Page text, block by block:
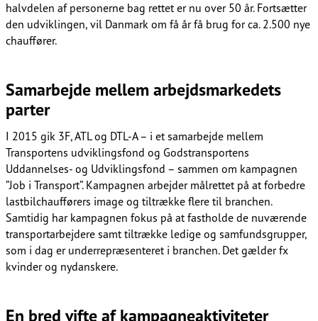
halvdelen af personerne bag rettet er nu over 50 år. Fortsætter
den udviklingen, vil Danmark om få år få brug for ca. 2.500 nye
chauffører.​​​​‌ ‍ ​‍​‍‌‍ ‌ ​‍‌‍‍‌‌‍‌ ‌‍‍‌‌‍ ‍​‍​‍​ ‍‍​‍​‍‌ ​ ‌‍​‌‌‍ ‍‌‍‍‌‌ ‌​‌ ‍‌​‍ ‍‌‍‍‌‌‍ ​‍​‍​‍ ​​‍​‍‌‍‍​‌ ​‍‌‍‌‌‌‍‌‍​‍​‍​ ‍‍​‍​‍‌‍‍​‌ ‌​‌ ‌​‌ ​​‌ ​ ​ ‍‍​‍ ​‍ ‌ ‌​‌ ‌‌​‍ ‍‌ ​ ‌‍​‌‌‍ ‍‌‍‍‌‌ ‌​‌ ‍‌​‍ ‍‌ ​ ‌ ‌​‌ ‌‌‌‍‌​‌‍‍‌‌‍ ​‍ ‌‍‍‌‌‍ ‍‌ ‌​‌‍‌‌‌‍ ‍‌ ‌​​‍ ‌‍‌‌‌‍‌​‌‍‍‌‌ ‌​​‍ ‌‍ ‌‌‍ ‌‍‌​‌‍‌‌​ ‌‌ ​​‌ ​‍‌‍‌‌‌ ​ ‌‍‌‌‌‍ ‍‌ ‌​‌‍​‌‌ ‌​‌‍‍‌‌‍ ‌‍ ‍​ ‍ ‌‍‍‌‌‍‌​​ ‌‌ ​​‌‍​‌‌‍‌ ‌‍‌‌​‍ ‌‌‍‍‍‌‍ ‌‍​‍​‍ ‌‌‍‍‌​‍ ‌‌ ‌​‌ ​‍‌‍​‌‌‍ ‍‌ ​ ‌ ​​‌‍ ‌ ​‍‌ ‌​​ ‍ ‌ ‌​‌ ‍‌‌ ​​‌‍‌‌​ ‌‌ ​​‌‍​‌‌‍‌ ‌‍‌‌​ ‍ ‌ ​​‌‍​‌‌ ‌​‌‍‍​​ ‌‌ ​ ‌‍‌‌‌‍​ ‌ ‌​‌‍‍‌‌‍ ‌‍ ‍‌ ​ ​‍‌‌​ ‌‌‌​​‍‌‌ ‌‍‍ ‌‍‌‌‌ ‍‌​‍‌‌​ ​ ‌​‌​​‍‌‌​ ​ ‌​‌​​‍‌‌​ ​‍​ ​‍​ ‌​​ ​​‌‍​‍‌‍‌‌​ ‌‍​ ​ ​ ​​​ ‌​​‍‌‌​ ​‍​ ​‍​‍‌‌​ ‌‌‌​‌​​‍ ‍‌‍​ ‌‍ ‌‍ ‍‌ ‌​‌‍‌‌‌‍ ‍‌ ‌​​‍‌‌​ ‌‌‌​​‍‌‌ ‌‍‍ ‌‍‌‌‌ ‍‌​‍‌‌​ ​ ‌​‌​​‍‌‌​ ​ ‌​‌​​‍‌‌​ ​‍​ ​‍​ ​‍​ ‌​‌‍​ ‌‍​ ​ ​‍​ ​ ​ ‌‌​ ‍​​‍‌‌​ ​‍​ ​‍​‍‌‌​ ‌‌‌​‌​​‍ ‍‌‍​‍‌‍ ​‌‍ ‌‍​ ‌‍‍ ‌ ​ ​‍‌‌​ ‌‌‌​​‍‌‌ ‌‍‍ ‌‍‌‌‌ ‍‌​‍‌‌​ ​ ‌​‌​​‍‌‌​ ​ ‌​‌​​‍‌‌​ ​‍​ ​‍​ ​ ‌‍​‌‌‍​‍‌‍​‍​ ‌‍‌‍‌‌​ ‌​​ ​ ​ ​ ​ ‍​‌‍​‌​ ​‍​‍‌‌​ ​‍​ ​‍​‍‌‌​ ‌‌‌​‌​​‍ ‍‌‍​‍‌‍ ‌‍‌​‌ ‍‌​‍‌‌​ ‌‌‌​​‍‌‌ ‌‍‍ ‌‍‌‌‌ ‍‌​‍‌‌​ ​ ‌​‌​​‍‌‌​ ​ ‌​‌​​‍‌‌​ ​‍​ ​‍​ ​‍‌‍‌‌​ ‌‍​ ​‍‌‍‌‌‌‍‌‌​ ‌‍‌‍‌​​ ​‌‌‍‌​‌‍​‌​ ‌‌​‍‌‌​ ​‍​ ​‍​‍‌‌​ ‌‌‌​‌​​‍ ‍‌‍​ ‌‍‍​‌‍‍‌‌‍ ​‌‍‌​‌ ​‍‌‍‌‌‌‍ ‍​‍‌‌​ ‌‌‌​​‍‌‌ ‌‍‍ ‌‍‌‌‌ ‍‌​‍‌‌​ ​ ‌​‌​​‍‌‌​ ​ ‌​‌​​‍‌‌​ ​‍​ ​‍​ ‌‌‌‍​ ​ ​‌​ ​‌​ ‍‌‌‍​ ​ ‌​​ ‌​‌‍‌​‌‍​‍‌‍​‌​ ‍‌​‍‌‌​ ​‍​ ​‍​‍‌‌​ ‌‌‌​‌​​‍ ‍‌ ‌​‌‍‌‌‌ ‍​‌ ‌​​ ‌‍​‍‌‍​‌‌ ​ ‌‍‌‌‌‌‌‌‌ ​‍‌‍ ​​ ‌‌‍‍​‌ ‌​‌ ‌​‌ ​​‌ ​ ​‍‌‌​ ​ ‌​​‌​‍‌‌​ ​‍‌​‌‍​‍‌‌​ ​‍‌​‌‍‌ ‌​‌ ‌‌​‍ ‍‌ ​ ‌‍​‌‌‍ ‍‌‍‍‌‌ ‌​‌ ‍‌​‍ ‍‌ ​ ‌ ‌​‌ ‌‌‌‍‌​‌‍‍‌‌‍ ​‍‌‍‌‍‍‌‌‍‌​​ ‌‌ ​​‌‍​‌‌‍‌ ‌‍‌‌​‍ ‌‌‍‍‍‌‍ ‌‍​‍​‍ ‌‌‍‍‌​‍ ‌‌ ‌​‌ ​‍‌‍​‌‌‍ ‍‌ ​ ‌ ​​‌‍ ‌ ​‍‌ ‌​​‍‌‍‌ ‌​‌ ‍‌‌ ​​‌‍‌‌​ ‌‌ ​​‌‍​‌‌‍‌ ‌‍‌‌​‍‌‍‌ ​​‌‍​‌‌ ‌​‌‍‍​​ ‌‌ ​ ‌‍‌‌‌‍​ ‌ ‌​‌‍‍‌‌‍ ‌‍ ‍‌ ​ ​‍‌‌​ ‌‌‌​​‍‌‌ ‌‍‍ ‌‍‌‌‌ ‍‌​‍‌‌​ ​ ‌​‌​​‍‌‌​ ​ ‌​‌​​‍‌‌​ ​‍​ ​‍​ ‌​​ ​​‌‍​‍‌‍‌‌​ ‌‍​ ​ ​ ​​​ ‌​​‍‌‌​ ​‍​ ​‍​‍‌‌​ ‌‌‌​‌​​‍ ‍‌‍​ ‌‍ ‌‍ ‍‌ ‌​‌‍‌‌‌‍ ‍‌ ‌​​‍‌‌​ ‌‌‌​​‍‌‌ ‌‍‍ ‌‍‌‌‌ ‍‌​‍‌‌​ ​ ‌​‌​​‍‌‌​ ​ ‌​‌​​‍‌‌​ ​‍​ ​‍​ ​‍​ ‌​‌‍​ ‌‍​ ​ ​‍​ ​ ​ ‌‌​ ‍​​‍‌‌​ ​‍​ ​‍​‍‌‌​ ‌‌‌​‌​​‍ ‍‌‍​‍‌‍ ​‌‍ ‌‍​ ‌‍‍ ‌ ​ ​‍‌‌​ ‌‌‌​​‍‌‌ ‌‍‍ ‌‍‌‌‌ ‍‌​‍‌‌​ ​ ‌​‌​​‍‌‌​ ​ ‌​‌​​‍‌‌​ ​‍​ ​‍​ ​ ‌‍​‌‌‍​‍‌‍​‍​ ‌‍‌‍‌‌​ ‌​​ ​ ​ ​ ​ ‍​‌‍​‌​ ​‍​‍‌‌​ ​‍​ ​‍​‍‌‌​ ‌‌‌​‌​​‍ ‍‌‍​‍‌‍ ‌‍‌​‌ ‍‌​‍‌‌​ ‌‌‌​​‍‌‌ ‌‍‍ ‌‍‌‌‌ ‍‌​‍‌‌​ ​ ‌​‌​​‍‌‌​ ​ ‌​‌​​‍‌‌​ ​‍​ ​‍​ ​‍‌‍‌‌​ ‌‍​ ​‍‌‍‌‌‌‍‌‌​ ‌‍‌‍‌​​ ​‌‌‍‌​‌‍​‌​ ‌‌​‍‌‌​ ​‍​ ​‍​‍‌‌​ ‌‌‌​‌​​‍ ‍‌‍​ ‌‍‍​‌‍‍‌‌‍ ​‌‍‌​‌ ​‍‌‍‌‌‌‍ ‍​‍‌‌​ ‌‌‌​​‍‌‌ ‌‍‍ ‌‍‌‌‌ ‍‌​‍‌‌​ ​ ‌​‌​​‍‌‌​ ​ ‌​‌​​‍‌‌​ ​‍​ ​‍​ ‌‌‌‍​ ​ ​‌​ ​‌​ ‍‌‌‍​ ​ ‌​​ ‌​‌‍‌​‌‍​‍‌‍​‌​ ‍‌​‍‌‌​ ​‍​ ​‍​‍‌‌​ ‌‌‌​‌​​‍ ‍‌ ‌​‌‍‌‌‌ ‍​‌ ‌​​‍‌‍‌ ​​‌‍‌‌‌ ​‍‌ ​ ‌ ​​‌‍‌‌‌‍​ ‌ ‌​‌‍‍‌‌ ‌‍‌‍‌‌​ ‌‌ ​​‌ ‌‌‌‍​‍‌‍ ​‌‍‍‌‌ ​ ‌‍‍​‌‍‌‌‌‍‌​​‍​‍‌ ‌
Samarbejde mellem arbejdsmarkedets
parter​​​​‌ ‍ ​‍​‍‌‍ ‌ ​‍‌‍‍‌‌‍‌ ‌‍‍‌‌‍ ‍​‍​‍​ ‍‍​‍​‍‌ ​ ‌‍​‌‌‍ ‍‌‍‍‌‌ ‌​‌ ‍‌​‍ ‍‌‍‍‌‌‍ ​‍​‍​‍ ​​‍​‍‌‍‍​‌ ​‍‌‍‌‌‌‍‌‍​‍​‍​ ‍‍​‍​‍‌‍‍​‌ ‌​‌ ‌​‌ ​​‌ ​ ​ ‍‍​‍ ​‍ ‌ ‌​‌ ‌‌​‍ ‍‌ ​ ‌‍​‌‌‍ ‍‌‍‍‌‌ ‌​‌ ‍‌​‍ ‍‌ ​ ‌ ‌​‌ ‌‌‌‍‌​‌‍‍‌‌‍ ​‍ ‌‍‍‌‌‍ ‍‌ ‌​‌‍‌‌‌‍ ‍‌ ‌​​‍ ‌‍‌‌‌‍‌​‌‍‍‌‌ ‌​​‍ ‌‍ ‌‌‍ ‌‍‌​‌‍‌‌​ ‌‌ ​​‌ ​‍‌‍‌‌‌ ​ ‌‍‌‌‌‍ ‍‌ ‌​‌‍​‌‌ ‌​‌‍‍‌‌‍ ‌‍ ‍​ ‍ ‌‍‍‌‌‍‌​​ ‌‌ ​​‌‍​‌‌‍‌ ‌‍‌‌​‍ ‌‌‍‍‍‌‍ ‌‍​‍​‍ ‌‌‍‍‌​‍ ‌‌ ‌​‌ ​‍‌‍​‌‌‍ ‍‌ ​ ‌ ​​‌‍ ‌ ​‍‌ ‌​​ ‍ ‌ ‌​‌ ‍‌‌ ​​‌‍‌‌​ ‌‌ ​​‌‍​‌‌‍‌ ‌‍‌‌​ ‍ ‌ ​​‌‍​‌‌ ‌​‌‍‍​​ ‌‌ ​ ‌‍‌‌‌‍​ ‌ ‌​‌‍‍‌‌‍ ‌‍ ‍‌ ​ ​‍‌‌​ ‌‌‌​​‍‌‌ ‌‍‍ ‌‍‌‌‌ ‍‌​‍‌‌​ ​ ‌​‌​​‍‌‌​ ​ ‌​‌​​‍‌‌​ ​‍​ ​‍​ ‌​​ ​​‌‍​‍‌‍‌‌​ ‌‍​ ​ ​ ​​​ ‌​​‍‌‌​ ​‍​ ​‍​‍‌‌​ ‌‌‌​‌​​‍ ‍‌‍​ ‌‍ ‌‍ ‍‌ ‌​‌‍‌‌‌‍ ‍‌ ‌​​‍‌‌​ ‌‌‌​​‍‌‌ ‌‍‍ ‌‍‌‌‌ ‍‌​‍‌‌​ ​ ‌​‌​​‍‌‌​ ​ ‌​‌​​‍‌‌​ ​‍​ ​‍​ ​‍​ ‌​‌‍​ ‌‍​ ​ ​‍​ ​ ​ ‌‌​ ‍​​‍‌‌​ ​‍​ ​‍​‍‌‌​ ‌‌‌​‌​​‍ ‍‌‍​‍‌‍ ​‌‍ ‌‍​ ‌‍‍ ‌ ​ ​‍‌‌​ ‌‌‌​​‍‌‌ ‌‍‍ ‌‍‌‌‌ ‍‌​‍‌‌​ ​ ‌​‌​​‍‌‌​ ​ ‌​‌​​‍‌‌​ ​‍​ ​‍​ ​‌​ ​​​ ‌​​ ​​‌‍‌​​ ‍‌‌‍​‍‌‍‌​‌‍‌​​ ‌‍‌‍‌‌​ ‍‌​‍‌‌​ ​‍​ ​‍​‍‌‌​ ‌‌‌​‌​​‍ ‍‌‍​‍‌‍ ‌‍‌​‌ ‍‌​‍‌‌​ ‌‌‌​​‍‌‌ ‌‍‍ ‌‍‌‌‌ ‍‌​‍‌‌​ ​ ‌​‌​​‍‌‌​ ​ ‌​‌​​‍‌‌​ ​‍​ ​‍‌‍‌‍​ ‍​​ ‌‌​ ​ ​ ‌‌​ ‌ ‌‍​‍​ ‍‌​ ‌‌​ ‌‍‌‍​ ​ ​‌​‍‌‌​ ​‍​ ​‍​‍‌‌​ ‌‌‌​‌​​‍ ‍‌‍​ ‌‍‍​‌‍‍‌‌‍ ​‌‍‌​‌ ​‍‌‍‌‌‌‍ ‍​‍‌‌​ ‌‌‌​​‍‌‌ ‌‍‍ ‌‍‌‌‌ ‍‌​‍‌‌​ ​ ‌​‌​​‍‌‌​ ​ ‌​‌​​‍‌‌​ ​‍​ ​‍​ ​​​ ‌​‌‍‌‌​ ​ ​ ​‌​ ‌‍​ ​‌​ ​‌​ ‌ ​ ‌‍‌‍​ ‌‍​‌​‍‌‌​ ​‍​ ​‍​‍‌‌​ ‌‌‌​‌​​‍ ‍‌ ‌​‌‍‌‌‌ ‍​‌ ‌​​ ‌‍​‍‌‍​‌‌ ​ ‌‍‌‌‌‌‌‌‌ ​‍‌‍ ​​ ‌‌‍‍​‌ ‌​‌ ‌​‌ ​​‌ ​ ​‍‌‌​ ​ ‌​​‌​‍‌‌​ ​‍‌​‌‍​‍‌‌​ ​‍‌​‌‍‌ ‌​‌ ‌‌​‍ ‍‌ ​ ‌‍​‌‌‍ ‍‌‍‍‌‌ ‌​‌ ‍‌​‍ ‍‌ ​ ‌ ‌​‌ ‌‌‌‍‌​‌‍‍‌‌‍ ​‍‌‍‌‍‍‌‌‍‌​​ ‌‌ ​​‌‍​‌‌‍‌ ‌‍‌‌​‍ ‌‌‍‍‍‌‍ ‌‍​‍​‍ ‌‌‍‍‌​‍ ‌‌ ‌​‌ ​‍‌‍​‌‌‍ ‍‌ ​ ‌ ​​‌‍ ‌ ​‍‌ ‌​​‍‌‍‌ ‌​‌ ‍‌‌ ​​‌‍‌‌​ ‌‌ ​​‌‍​‌‌‍‌ ‌‍‌‌​‍‌‍‌ ​​‌‍​‌‌ ‌​‌‍‍​​ ‌‌ ​ ‌‍‌‌‌‍​ ‌ ‌​‌‍‍‌‌‍ ‌‍ ‍‌ ​ ​‍‌‌​ ‌‌‌​​‍‌‌ ‌‍‍ ‌‍‌‌‌ ‍‌​‍‌‌​ ​ ‌​‌​​‍‌‌​ ​ ‌​‌​​‍‌‌​ ​‍​ ​‍​ ‌​​ ​​‌‍​‍‌‍‌‌​ ‌‍​ ​ ​ ​​​ ‌​​‍‌‌​ ​‍​ ​‍​‍‌‌​ ‌‌‌​‌​​‍ ‍‌‍​ ‌‍ ‌‍ ‍‌ ‌​‌‍‌‌‌‍ ‍‌ ‌​​‍‌‌​ ‌‌‌​​‍‌‌ ‌‍‍ ‌‍‌‌‌ ‍‌​‍‌‌​ ​ ‌​‌​​‍‌‌​ ​ ‌​‌​​‍‌‌​ ​‍​ ​‍​ ​‍​ ‌​‌‍​ ‌‍​ ​ ​‍​ ​ ​ ‌‌​ ‍​​‍‌‌​ ​‍​ ​‍​‍‌‌​ ‌‌‌​‌​​‍ ‍‌‍​‍‌‍ ​‌‍ ‌‍​ ‌‍‍ ‌ ​ ​‍‌‌​ ‌‌‌​​‍‌‌ ‌‍‍ ‌‍‌‌‌ ‍‌​‍‌‌​ ​ ‌​‌​​‍‌‌​ ​ ‌​‌​​‍‌‌​ ​‍​ ​‍​ ​‌​ ​​​ ‌​​ ​​‌‍‌​​ ‍‌‌‍​‍‌‍‌​‌‍‌​​ ‌‍‌‍‌‌​ ‍‌​‍‌‌​ ​‍​ ​‍​‍‌‌​ ‌‌‌​‌​​‍ ‍‌‍​‍‌‍ ‌‍‌​‌ ‍‌​‍‌‌​ ‌‌‌​​‍‌‌ ‌‍‍ ‌‍‌‌‌ ‍‌​‍‌‌​ ​ ‌​‌​​‍‌‌​ ​ ‌​‌​​‍‌‌​ ​‍​ ​‍‌‍‌‍​ ‍​​ ‌‌​ ​ ​ ‌‌​ ‌ ‌‍​‍​ ‍‌​ ‌‌​ ‌‍‌‍​ ​ ​‌​‍‌‌​ ​‍​ ​‍​‍‌‌​ ‌‌‌​‌​​‍ ‍‌‍​ ‌‍‍​‌‍‍‌‌‍ ​‌‍‌​‌ ​‍‌‍‌‌‌‍ ‍​‍‌‌​ ‌‌‌​​‍‌‌ ‌‍‍ ‌‍‌‌‌ ‍‌​‍‌‌​ ​ ‌​‌​​‍‌‌​ ​ ‌​‌​​‍‌‌​ ​‍​ ​‍​ ​​​ ‌​‌‍‌‌​ ​ ​ ​‌​ ‌‍​ ​‌​ ​‌​ ‌ ​ ‌‍‌‍​ ‌‍​‌​‍‌‌​ ​‍​ ​‍​‍‌‌​ ‌‌‌​‌​​‍ ‍‌ ‌​‌‍‌‌‌ ‍​‌ ‌​​‍‌‍‌ ​​‌‍‌‌‌ ​‍‌ ​ ‌ ​​‌‍‌‌‌‍​ ‌ ‌​‌‍‍‌‌ ‌‍‌‍‌‌​ ‌‌ ​​‌ ‌‌‌‍​‍‌‍ ​‌‍‍‌‌ ​ ‌‍‍​‌‍‌‌‌‍‌​​‍​‍‌ ‌
I 2015 gik 3F, ATL og DTL-A – i et samarbejde mellem
Transportens udviklingsfond og Godstransportens
Uddannelses- og Udviklingsfond – sammen om kampagnen
”Job i Transport”. Kampagnen arbejder målrettet på at forbedre
lastbilchaufførers image og tiltrække flere til branchen.
Samtidig har kampagnen fokus på at fastholde de nuværende
transportarbejdere samt tiltrække ledige og samfundsgrupper,
som i dag er underrepræsenteret i branchen. Det gælder fx
kvinder og nydanskere.​​​​‌ ‍ ​‍​‍‌‍ ‌ ​‍‌‍‍‌‌‍‌ ‌‍‍‌‌‍ ‍​‍​‍​ ‍‍​‍​‍‌ ​ ‌‍​‌‌‍ ‍‌‍‍‌‌ ‌​‌ ‍‌​‍ ‍‌‍‍‌‌‍ ​‍​‍​‍ ​​‍​‍‌‍‍​‌ ​‍‌‍‌‌‌‍‌‍​‍​‍​ ‍‍​‍​‍‌‍‍​‌ ‌​‌ ‌​‌ ​​‌ ​ ​ ‍‍​‍ ​‍ ‌ ‌​‌ ‌‌​‍ ‍‌ ​ ‌‍​‌‌‍ ‍‌‍‍‌‌ ‌​‌ ‍‌​‍ ‍‌ ​ ‌ ‌​‌ ‌‌‌‍‌​‌‍‍‌‌‍ ​‍ ‌‍‍‌‌‍ ‍‌ ‌​‌‍‌‌‌‍ ‍‌ ‌​​‍ ‌‍‌‌‌‍‌​‌‍‍‌‌ ‌​​‍ ‌‍ ‌‌‍ ‌‍‌​‌‍‌‌​ ‌‌ ​​‌ ​‍‌‍‌‌‌ ​ ‌‍‌‌‌‍ ‍‌ ‌​‌‍​‌‌ ‌​‌‍‍‌‌‍ ‌‍ ‍​ ‍ ‌‍‍‌‌‍‌​​ ‌‌ ​​‌‍​‌‌‍‌ ‌‍‌‌​‍ ‌‌‍‍‍‌‍ ‌‍​‍​‍ ‌‌‍‍‌​‍ ‌‌ ‌​‌ ​‍‌‍​‌‌‍ ‍‌ ​ ‌ ​​‌‍ ‌ ​‍‌ ‌​​ ‍ ‌ ‌​‌ ‍‌‌ ​​‌‍‌‌​ ‌‌ ​​‌‍​‌‌‍‌ ‌‍‌‌​ ‍ ‌ ​​‌‍​‌‌ ‌​‌‍‍​​ ‌‌ ​ ‌‍‌‌‌‍​ ‌ ‌​‌‍‍‌‌‍ ‌‍ ‍‌ ​ ​‍‌‌​ ‌‌‌​​‍‌‌ ‌‍‍ ‌‍‌‌‌ ‍‌​‍‌‌​ ​ ‌​‌​​‍‌‌​ ​ ‌​‌​​‍‌‌​ ​‍​ ​‍​ ‌​​ ​​‌‍​‍‌‍‌‌​ ‌‍​ ​ ​ ​​​ ‌​​‍‌‌​ ​‍​ ​‍​‍‌‌​ ‌‌‌​‌​​‍ ‍‌‍​ ‌‍ ‌‍ ‍‌ ‌​‌‍‌‌‌‍ ‍‌ ‌​​‍‌‌​ ‌‌‌​​‍‌‌ ‌‍‍ ‌‍‌‌‌ ‍‌​‍‌‌​ ​ ‌​‌​​‍‌‌​ ​ ‌​‌​​‍‌‌​ ​‍​ ​‍​ ​‍​ ‌​‌‍​ ‌‍​ ​ ​‍​ ​ ​ ‌‌​ ‍​​‍‌‌​ ​‍​ ​‍​‍‌‌​ ‌‌‌​‌​​‍ ‍‌‍​‍‌‍ ​‌‍ ‌‍​ ‌‍‍ ‌ ​ ​‍‌‌​ ‌‌‌​​‍‌‌ ‌‍‍ ‌‍‌‌‌ ‍‌​‍‌‌​ ​ ‌​‌​​‍‌‌​ ​ ‌​‌​​‍‌‌​ ​‍​ ​‍​ ​‌​ ​​​ ‌​​ ​​‌‍‌​​ ‍‌‌‍​‍‌‍‌​‌‍‌​​ ‌‍‌‍‌‌​ ‍‌​‍‌‌​ ​‍​ ​‍​‍‌‌​ ‌‌‌​‌​​‍ ‍‌‍​‍‌‍ ‌‍‌​‌ ‍‌​‍‌‌​ ‌‌‌​​‍‌‌ ‌‍‍ ‌‍‌‌‌ ‍‌​‍‌‌​ ​ ‌​‌​​‍‌‌​ ​ ‌​‌​​‍‌‌​ ​‍​ ​‍​ ‌‌​ ‌​​ ‌​​ ‌ ​ ‌ ​ ‍‌‌‍​ ‌‍‌‌​ ‍‌‌‍‌​‌‍‌‌​ ‍‌​‍‌‌​ ​‍​ ​‍​‍‌‌​ ‌‌‌​‌​​‍ ‍‌‍​ ‌‍‍​‌‍‍‌‌‍ ​‌‍‌​‌ ​‍‌‍‌‌‌‍ ‍​‍‌‌​ ‌‌‌​​‍‌‌ ‌‍‍ ‌‍‌‌‌ ‍‌​‍‌‌​ ​ ‌​‌​​‍‌‌​ ​ ‌​‌​​‍‌‌​ ​‍​ ​‍‌‍​‌‌‍‌‍​ ‌ ​ ‍‌​ ‌​​ ‌‌​ ‌​​ ‌‍‌‍‌​​ ‌‌‌‍​ ​ ​‍​‍‌‌​ ​‍​ ​‍​‍‌‌​ ‌‌‌​‌​​‍ ‍‌ ‌​‌‍‌‌‌ ‍​‌ ‌​​ ‌‍​‍‌‍​‌‌ ​ ‌‍‌‌‌‌‌‌‌ ​‍‌‍ ​​ ‌‌‍‍​‌ ‌​‌ ‌​‌ ​​‌ ​ ​‍‌‌​ ​ ‌​​‌​‍‌‌​ ​‍‌​‌‍​‍‌‌​ ​‍‌​‌‍‌ ‌​‌ ‌‌​‍ ‍‌ ​ ‌‍​‌‌‍ ‍‌‍‍‌‌ ‌​‌ ‍‌​‍ ‍‌ ​ ‌ ‌​‌ ‌‌‌‍‌​‌‍‍‌‌‍ ​‍‌‍‌‍‍‌‌‍‌​​ ‌‌ ​​‌‍​‌‌‍‌ ‌‍‌‌​‍ ‌‌‍‍‍‌‍ ‌‍​‍​‍ ‌‌‍‍‌​‍ ‌‌ ‌​‌ ​‍‌‍​‌‌‍ ‍‌ ​ ‌ ​​‌‍ ‌ ​‍‌ ‌​​‍‌‍‌ ‌​‌ ‍‌‌ ​​‌‍‌‌​ ‌‌ ​​‌‍​‌‌‍‌ ‌‍‌‌​‍‌‍‌ ​​‌‍​‌‌ ‌​‌‍‍​​ ‌‌ ​ ‌‍‌‌‌‍​ ‌ ‌​‌‍‍‌‌‍ ‌‍ ‍‌ ​ ​‍‌‌​ ‌‌‌​​‍‌‌ ‌‍‍ ‌‍‌‌‌ ‍‌​‍‌‌​ ​ ‌​‌​​‍‌‌​ ​ ‌​‌​​‍‌‌​ ​‍​ ​‍​ ‌​​ ​​‌‍​‍‌‍‌‌​ ‌‍​ ​ ​ ​​​ ‌​​‍‌‌​ ​‍​ ​‍​‍‌‌​ ‌‌‌​‌​​‍ ‍‌‍​ ‌‍ ‌‍ ‍‌ ‌​‌‍‌‌‌‍ ‍‌ ‌​​‍‌‌​ ‌‌‌​​‍‌‌ ‌‍‍ ‌‍‌‌‌ ‍‌​‍‌‌​ ​ ‌​‌​​‍‌‌​ ​ ‌​‌​​‍‌‌​ ​‍​ ​‍​ ​‍​ ‌​‌‍​ ‌‍​ ​ ​‍​ ​ ​ ‌‌​ ‍​​‍‌‌​ ​‍​ ​‍​‍‌‌​ ‌‌‌​‌​​‍ ‍‌‍​‍‌‍ ​‌‍ ‌‍​ ‌‍‍ ‌ ​ ​‍‌‌​ ‌‌‌​​‍‌‌ ‌‍‍ ‌‍‌‌‌ ‍‌​‍‌‌​ ​ ‌​‌​​‍‌‌​ ​ ‌​‌​​‍‌‌​ ​‍​ ​‍​ ​‌​ ​​​ ‌​​ ​​‌‍‌​​ ‍‌‌‍​‍‌‍‌​‌‍‌​​ ‌‍‌‍‌‌​ ‍‌​‍‌‌​ ​‍​ ​‍​‍‌‌​ ‌‌‌​‌​​‍ ‍‌‍​‍‌‍ ‌‍‌​‌ ‍‌​‍‌‌​ ‌‌‌​​‍‌‌ ‌‍‍ ‌‍‌‌‌ ‍‌​‍‌‌​ ​ ‌​‌​​‍‌‌​ ​ ‌​‌​​‍‌‌​ ​‍​ ​‍​ ‌‌​ ‌​​ ‌​​ ‌ ​ ‌ ​ ‍‌‌‍​ ‌‍‌‌​ ‍‌‌‍‌​‌‍‌‌​ ‍‌​‍‌‌​ ​‍​ ​‍​‍‌‌​ ‌‌‌​‌​​‍ ‍‌‍​ ‌‍‍​‌‍‍‌‌‍ ​‌‍‌​‌ ​‍‌‍‌‌‌‍ ‍​‍‌‌​ ‌‌‌​​‍‌‌ ‌‍‍ ‌‍‌‌‌ ‍‌​‍‌‌​ ​ ‌​‌​​‍‌‌​ ​ ‌​‌​​‍‌‌​ ​‍​ ​‍‌‍​‌‌‍‌‍​ ‌ ​ ‍‌​ ‌​​ ‌‌​ ‌​​ ‌‍‌‍‌​​ ‌‌‌‍​ ​ ​‍​‍‌‌​ ​‍​ ​‍​‍‌‌​ ‌‌‌​‌​​‍ ‍‌ ‌​‌‍‌‌‌ ‍​‌ ‌​​‍‌‍‌ ​​‌‍‌‌‌ ​‍‌ ​ ‌ ​​‌‍‌‌‌‍​ ‌ ‌​‌‍‍‌‌ ‌‍‌‍‌‌​ ‌‌ ​​‌ ‌‌‌‍​‍‌‍ ​‌‍‍‌‌ ​ ‌‍‍​‌‍‌‌‌‍‌​​‍​‍‌ ‌
En bred vifte af kampagneaktiviteter​​​​‌ ‍ ​‍​‍‌‍ ‌ ​‍‌‍‍‌‌‍‌ ‌‍‍‌‌‍ ‍​‍​‍​ ‍‍​‍​‍‌ ​ ‌‍​‌‌‍ ‍‌‍‍‌‌ ‌​‌ ‍‌​‍ ‍‌‍‍‌‌‍ ​‍​‍​‍ ​​‍​‍‌‍‍​‌ ​‍‌‍‌‌‌‍‌‍​‍​‍​ ‍‍​‍​‍‌‍‍​‌ ‌​‌ ‌​‌ ​​‌ ​ ​ ‍‍​‍ ​‍ ‌ ‌​‌ ‌‌​‍ ‍‌ ​ ‌‍​‌‌‍ ‍‌‍‍‌‌ ‌​‌ ‍‌​‍ ‍‌ ​ ‌ ‌​‌ ‌‌‌‍‌​‌‍‍‌‌‍ ​‍ ‌‍‍‌‌‍ ‍‌ ‌​‌‍‌‌‌‍ ‍‌ ‌​​‍ ‌‍‌‌‌‍‌​‌‍‍‌‌ ‌​​‍ ‌‍ ‌‌‍ ‌‍‌​‌‍‌‌​ ‌‌ ​​‌ ​‍‌‍‌‌‌ ​ ‌‍‌‌‌‍ ‍‌ ‌​‌‍​‌‌ ‌​‌‍‍‌‌‍ ‌‍ ‍​ ‍ ‌‍‍‌‌‍‌​​ ‌‌ ​​‌‍​‌‌‍‌ ‌‍‌‌​‍ ‌‌‍‍‍‌‍ ‌‍​‍​‍ ‌‌‍‍‌​‍ ‌‌ ‌​‌ ​‍‌‍​‌‌‍ ‍‌ ​ ‌ ​​‌‍ ‌ ​‍‌ ‌​​ ‍ ‌ ‌​‌ ‍‌‌ ​​‌‍‌‌​ ‌‌ ​​‌‍​‌‌‍‌ ‌‍‌‌​ ‍ ‌ ​​‌‍​‌‌ ‌​‌‍‍​​ ‌‌ ​ ‌‍‌‌‌‍​ ‌ ‌​‌‍‍‌‌‍ ‌‍ ‍‌ ​ ​‍‌‌​ ‌‌‌​​‍‌‌ ‌‍‍ ‌‍‌‌‌ ‍‌​‍‌‌​ ​ ‌​‌​​‍‌‌​ ​ ‌​‌​​‍‌‌​ ​‍​ ​‍​ ‌​​ ​​‌‍​‍‌‍‌‌​ ‌‍​ ​ ​ ​​​ ‌​​‍‌‌​ ​‍​ ​‍​‍‌‌​ ‌‌‌​‌​​‍ ‍‌‍​ ‌‍ ‌‍ ‍‌ ‌​‌‍‌‌‌‍ ‍‌ ‌​​‍‌‌​ ‌‌‌​​‍‌‌ ‌‍‍ ‌‍‌‌‌ ‍‌​‍‌‌​ ​ ‌​‌​​‍‌‌​ ​ ‌​‌​​‍‌‌​ ​‍​ ​‍​ ​‍​ ‌​‌‍​ ‌‍​ ​ ​‍​ ​ ​ ‌‌​ ‍​​‍‌‌​ ​‍​ ​‍​‍‌‌​ ‌‌‌​‌​​‍ ‍‌‍​‍‌‍ ​‌‍ ‌‍​ ‌‍‍ ‌ ​ ​‍‌‌​ ‌‌‌​​‍‌‌ ‌‍‍ ‌‍‌‌‌ ‍‌​‍‌‌​ ​ ‌​‌​​‍‌‌​ ​ ‌​‌​​‍‌‌​ ​‍​ ​‍‌‍​‍​ ‌‍​ ‌‌​ ​‌​ ​‍‌‍​‍​ ​ ​ ‌‍‌‍​‌​ ‌‌​ ​ ‌‍​‌​‍‌‌​ ​‍​ ​‍​‍‌‌​ ‌‌‌​‌​​‍ ‍‌‍​‍‌‍ ‌‍‌​‌ ‍‌​‍‌‌​ ‌‌‌​​‍‌‌ ‌‍‍ ‌‍‌‌‌ ‍‌​‍‌‌​ ​ ‌​‌​​‍‌‌​ ​ ‌​‌​​‍‌‌​ ​‍​ ​‍‌‍‌​‌‍‌‍​ ‍​​ ​​‌‍‌‌‌‍‌‌‌‍‌​‌‍​ ‌‍‌‍‌‍​‌​ ​‌​ ​‌​‍‌‌​ ​‍​ ​‍​‍‌‌​ ‌‌‌​‌​​‍ ‍‌‍​ ‌‍‍​‌‍‍‌‌‍ ​‌‍‌​‌ ​‍‌‍‌‌‌‍ ‍​‍‌‌​ ‌‌‌​​‍‌‌ ‌‍‍ ‌‍‌‌‌ ‍‌​‍‌‌​ ​ ‌​‌​​‍‌‌​ ​ ‌​‌​​‍‌‌​ ​‍​ ​‍‌‍​‍​ ‌ ‌‍​‌‌‍​ ​ ​​​ ‍‌​ ​​‌‍‌‌‌‍‌‌​ ‌​​ ‌​‌‍​‍​‍‌‌​ ​‍​ ​‍​‍‌‌​ ‌‌‌​‌​​‍ ‍‌ ‌​‌‍‌‌‌ ‍​‌ ‌​​ ‌‍​‍‌‍​‌‌ ​ ‌‍‌‌‌‌‌‌‌ ​‍‌‍ ​​ ‌‌‍‍​‌ ‌​‌ ‌​‌ ​​‌ ​ ​‍‌‌​ ​ ‌​​‌​‍‌‌​ ​‍‌​‌‍​‍‌‌​ ​‍‌​‌‍‌ ‌​‌ ‌‌​‍ ‍‌ ​ ‌‍​‌‌‍ ‍‌‍‍‌‌ ‌​‌ ‍‌​‍ ‍‌ ​ ‌ ‌​‌ ‌‌‌‍‌​‌‍‍‌‌‍ ​‍‌‍‌‍‍‌‌‍‌​​ ‌‌ ​​‌‍​‌‌‍‌ ‌‍‌‌​‍ ‌‌‍‍‍‌‍ ‌‍​‍​‍ ‌‌‍‍‌​‍ ‌‌ ‌​‌ ​‍‌‍​‌‌‍ ‍‌ ​ ‌ ​​‌‍ ‌ ​‍‌ ‌​​‍‌‍‌ ‌​‌ ‍‌‌ ​​‌‍‌‌​ ‌‌ ​​‌‍​‌‌‍‌ ‌‍‌‌​‍‌‍‌ ​​‌‍​‌‌ ‌​‌‍‍​​ ‌‌ ​ ‌‍‌‌‌‍​ ‌ ‌​‌‍‍‌‌‍ ‌‍ ‍‌ ​ ​‍‌‌​ ‌‌‌​​‍‌‌ ‌‍‍ ‌‍‌‌‌ ‍‌​‍‌‌​ ​ ‌​‌​​‍‌‌​ ​ ‌​‌​​‍‌‌​ ​‍​ ​‍​ ‌​​ ​​‌‍​‍‌‍‌‌​ ‌‍​ ​ ​ ​​​ ‌​​‍‌‌​ ​‍​ ​‍​‍‌‌​ ‌‌‌​‌​​‍ ‍‌‍​ ‌‍ ‌‍ ‍‌ ‌​‌‍‌‌‌‍ ‍‌ ‌​​‍‌‌​ ‌‌‌​​‍‌‌ ‌‍‍ ‌‍‌‌‌ ‍‌​‍‌‌​ ​ ‌​‌​​‍‌‌​ ​ ‌​‌​​‍‌‌​ ​‍​ ​‍​ ​‍​ ‌​‌‍​ ‌‍​ ​ ​‍​ ​ ​ ‌‌​ ‍​​‍‌‌​ ​‍​ ​‍​‍‌‌​ ‌‌‌​‌​​‍ ‍‌‍​‍‌‍ ​‌‍ ‌‍​ ‌‍‍ ‌ ​ ​‍‌‌​ ‌‌‌​​‍‌‌ ‌‍‍ ‌‍‌‌‌ ‍‌​‍‌‌​ ​ ‌​‌​​‍‌‌​ ​ ‌​‌​​‍‌‌​ ​‍​ ​‍‌‍​‍​ ‌‍​ ‌‌​ ​‌​ ​‍‌‍​‍​ ​ ​ ‌‍‌‍​‌​ ‌‌​ ​ ‌‍​‌​‍‌‌​ ​‍​ ​‍​‍‌‌​ ‌‌‌​‌​​‍ ‍‌‍​‍‌‍ ‌‍‌​‌ ‍‌​‍‌‌​ ‌‌‌​​‍‌‌ ‌‍‍ ‌‍‌‌‌ ‍‌​‍‌‌​ ​ ‌​‌​​‍‌‌​ ​ ‌​‌​​‍‌‌​ ​‍​ ​‍‌‍‌​‌‍‌‍​ ‍​​ ​​‌‍‌‌‌‍‌‌‌‍‌​‌‍​ ‌‍‌‍‌‍​‌​ ​‌​ ​‌​‍‌‌​ ​‍​ ​‍​‍‌‌​ ‌‌‌​‌​​‍ ‍‌‍​ ‌‍‍​‌‍‍‌‌‍ ​‌‍‌​‌ ​‍‌‍‌‌‌‍ ‍​‍‌‌​ ‌‌‌​​‍‌‌ ‌‍‍ ‌‍‌‌‌ ‍‌​‍‌‌​ ​ ‌​‌​​‍‌‌​ ​ ‌​‌​​‍‌‌​ ​‍​ ​‍‌‍​‍​ ‌ ‌‍​‌‌‍​ ​ ​​​ ‍‌​ ​​‌‍‌‌‌‍‌‌​ ‌​​ ‌​‌‍​‍​‍‌‌​ ​‍​ ​‍​‍‌‌​ ‌‌‌​‌​​‍ ‍‌ ‌​‌‍‌‌‌ ‍​‌ ‌​​‍‌‍‌ ​​‌‍‌‌‌ ​‍‌ ​ ‌ ​​‌‍‌‌‌‍​ ‌ ‌​‌‍‍‌‌ ‌‍‌‍‌‌​ ‌‌ ​​‌ ‌‌‌‍​‍‌‍ ​‌‍‍‌‌ ​ ‌‍‍​‌‍‌‌‌‍‌​​‍​‍‌ ‌